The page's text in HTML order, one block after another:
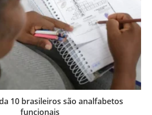
10 brasileiros são analfabetos
funcionais